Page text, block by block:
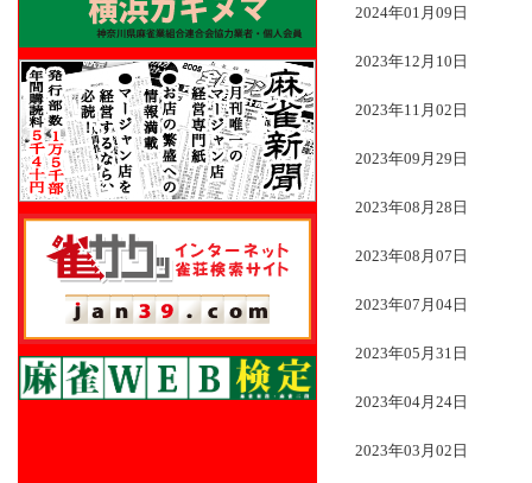
2024年01月09日
2023年12月10日
2023年11月02日
2023年09月29日
2023年08月28日
2023年08月07日
2023年07月04日
2023年05月31日
2023年04月24日
2023年03月02日